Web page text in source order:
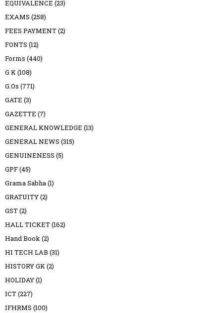
EQUIVALENCE (23)
EXAMS (258)
FEES PAYMENT(2)
FONTS (12)
Forms (440)
G K(108)
G.Os (771)
GATE (3)
GAZETTE (7)
GENERAL KNOWLEDGE (13)
GENERAL NEWS (315)
GENUINENESS (5)
GPF(45)
Grama Sabha(1)
GRATUITY(2)
GST(2)
HALL TICKET(162)
Hand Book(2)
HI TECH LAB (31)
HISTORY GK(2)
HOLIDAY(1)
ICT(227)
IFHRMS (100)